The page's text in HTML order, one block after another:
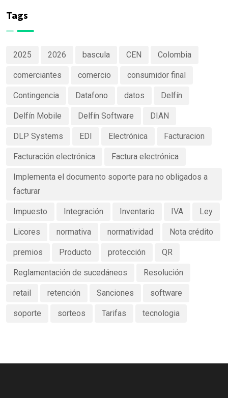
Tags
2025 2026 bascula CEN Colombia
comerciantes comercio consumidor final
Contingencia Datafono datos Delfín
Delfín Mobile Delfín Software DIAN
DLP Systems EDI Electrónica Facturacion
Facturación electrónica Factura electrónica
Implementa el documento soporte para no obligados a
facturar
Impuesto Integración Inventario IVA Ley
Licores normativa normatividad Nota crédito
premios Producto protección QR
Reglamentación de sucedáneos Resolución
retail retención Sanciones software
soporte sorteos Tarifas tecnologia